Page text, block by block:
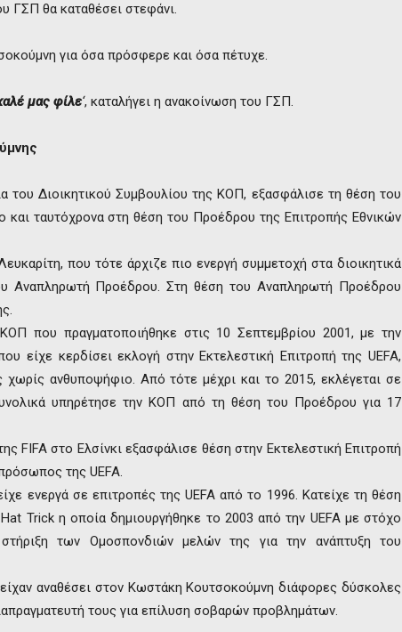
ΓΣΠ θα καταθέσει στεφάνι.
για όσα πρόσφερε και όσα πέτυχε.
μας φίλε‘, καταλήγει η ανακοίνωση του ΓΣΠ.
του Διοικητικού Συμβουλίου της ΚΟΠ, εξασφάλισε τη θέση του
ταυτόχρονα στη θέση του Προέδρου της Επιτροπής Εθνικών
που τότε άρχιζε πιο ενεργή συμμετοχή στα διοικητικά
Αναπληρωτή Προέδρου. Στη θέση του Αναπληρωτή Προέδρου
που πραγματοποιήθηκε στις 10 Σεπτεμβρίου 2001, με την
είχε κερδίσει εκλογή στην Εκτελεστική Επιτροπή της UEFA,
ανθυποψήφιο. Από τότε μέχρι και το 2015, εκλέγεται σε
υπηρέτησε την ΚΟΠ από τη θέση του Προέδρου για 17
FIFA στο Ελσίνκι εξασφάλισε θέση στην Εκτελεστική Επιτροπή
της UEFA.
ενεργά σε επιτροπές της UEFA από το 1996. Κατείχε τη θέση
Trick η οποία δημιουργήθηκε το 2003 από την UEFA με στόχο
των Ομοσπονδιών μελών της για την ανάπτυξη του
είχαν αναθέσει στον Κωστάκη Κουτσοκούμνη διάφορες δύσκολες
τους για επίλυση σοβαρών προβλημάτων.